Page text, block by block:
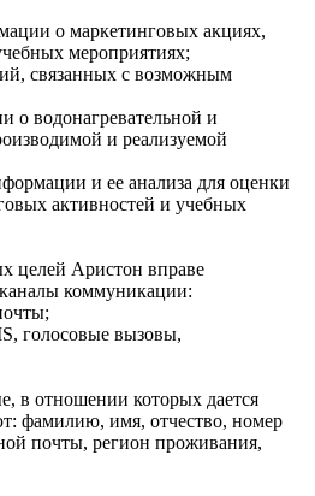
о маркетинговых акциях,
мероприятиях;
связанных с возможным
о водонагревательной и
и реализуемой
и ее анализа для оценки
активностей и учебных
целей Аристон вправе
коммуникации:
голосовые вызовы,
в отношении которых дается
фамилию, имя, отчество, номер
почты, регион проживания,